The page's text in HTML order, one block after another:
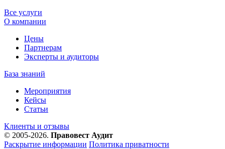
Все услуги
О компании
Цены
Партнерам
Эксперты и аудиторы
База знаний
Мероприятия
Кейсы
Статьи
Клиенты и отзывы
© 2005-2026. Правовест Аудит
Раскрытие информации Политика приватности